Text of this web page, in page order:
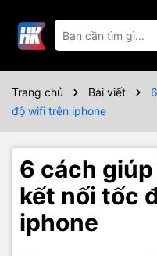
Trang chủ Bài viết
độ wifi trên iphone
6 cách
kết nối tốc
iphone